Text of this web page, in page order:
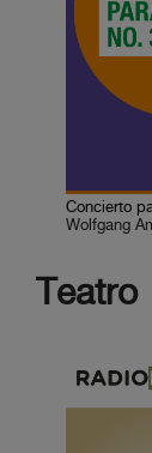
Concierto
Wolfgang
Teatro